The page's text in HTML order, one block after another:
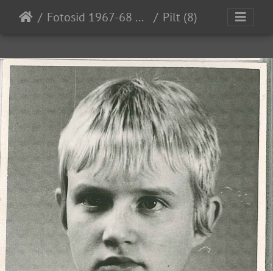
Fotosid 1967-68 koolielust Pilt (8)